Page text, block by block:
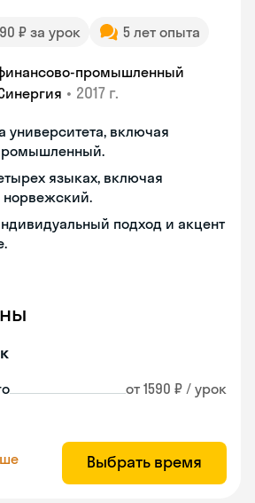
₽ за урок 5 лет опыта
промышленный
• 2017 г.
университета, включая
языках, включая
норвежский.
подход и акцент
от 1590 ₽ / урок
Выбрать время